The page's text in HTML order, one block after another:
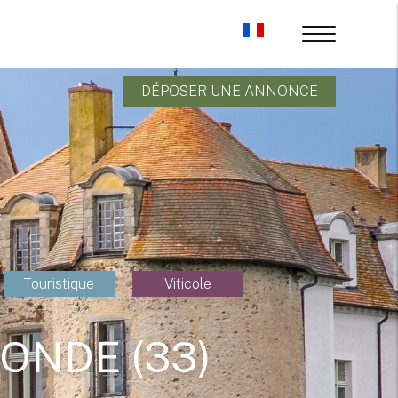
DÉPOSER UNE ANNONCE
Touristique Viticole
(33)